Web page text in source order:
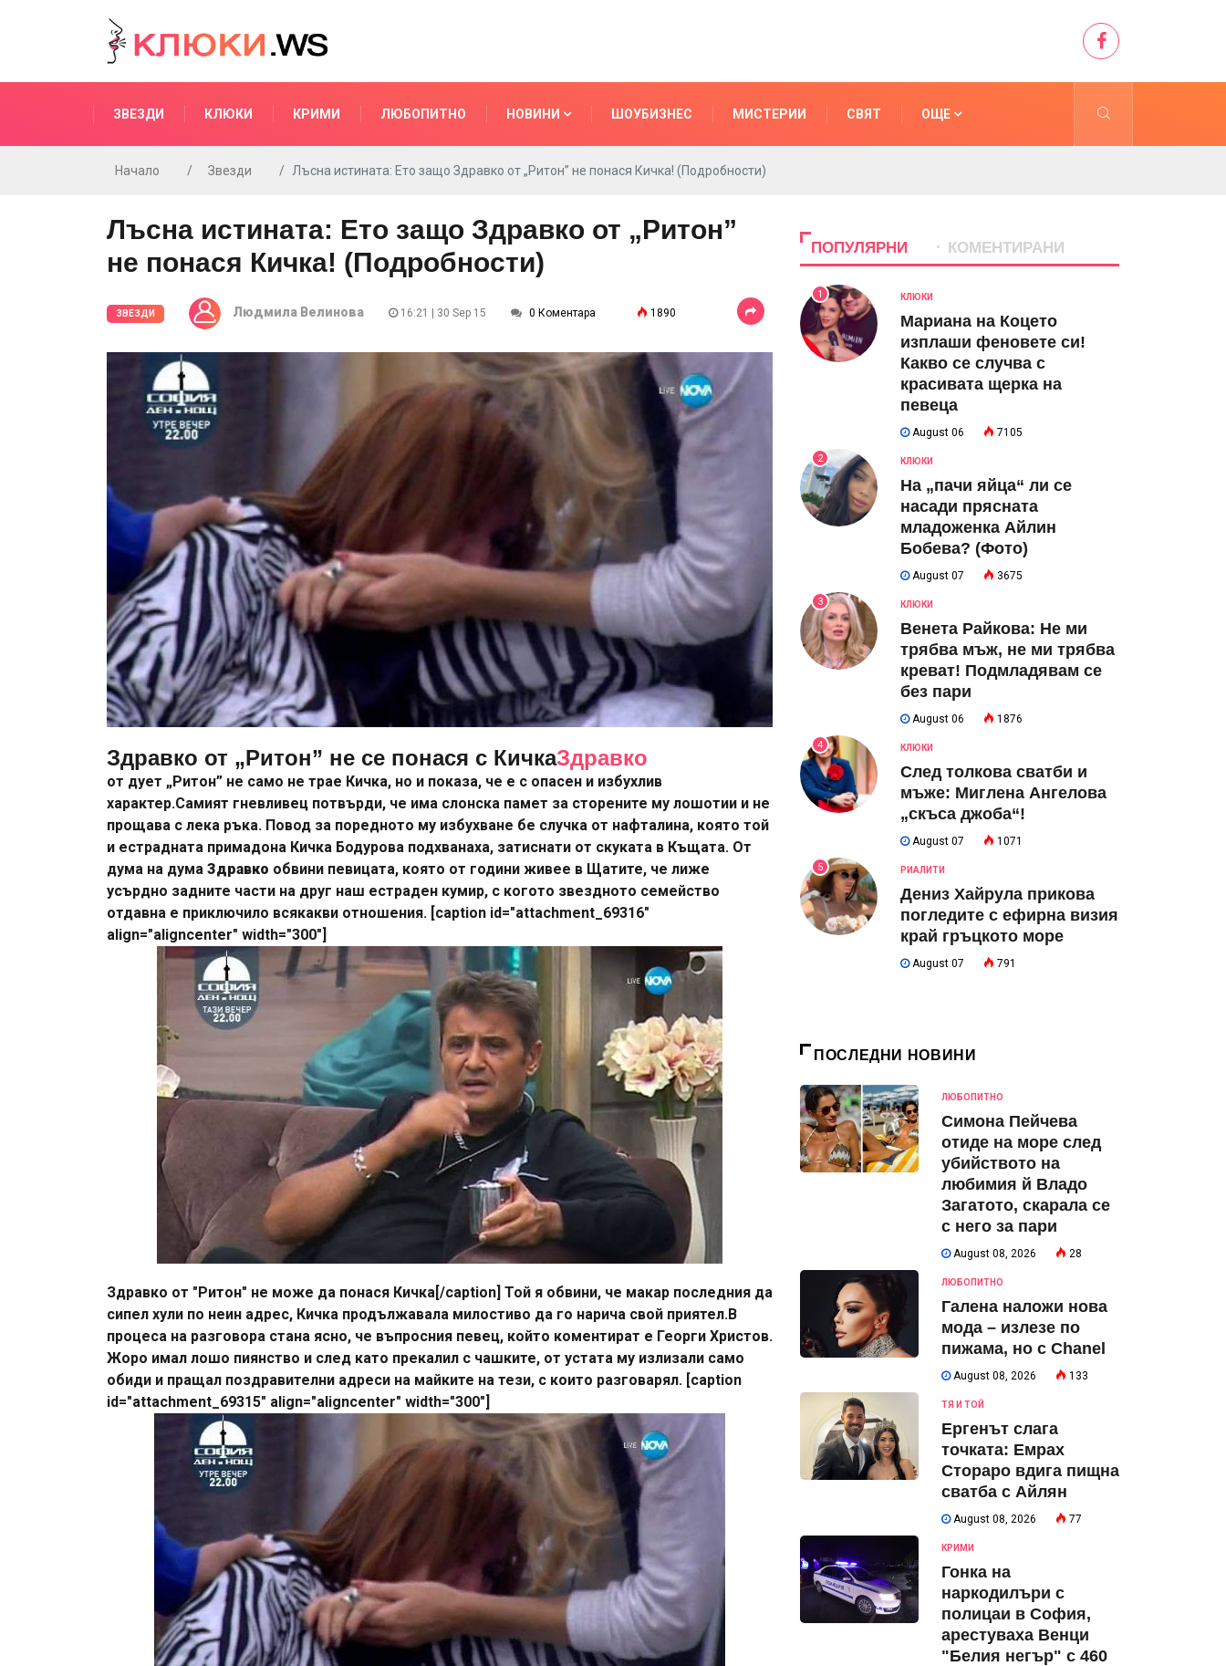
ЗВЕЗДИ КЛЮКИ КРИМИ ЛЮБОПИТНО НОВИНИ ШОУБИЗНЕС МИСТЕРИИ СВЯТ ОЩЕ
Начало Звезди Лъсна истината: Ето защо Здравко от „Ритон” не понася Кичка! (Подробности)
Лъсна истината: Ето защо Здравко от „Ритон”
не понася Кичка! (Подробности)
ЗВЕЗДИ Людмила Велинова 16:21 | 30 Sep 15 0 Коментара 1890
Здравко от „Ритон” не се понася с КичкаЗдравко
от дует „Ритон” не само не трае Кичка, но и показа, че е с опасен и избухлив
характер.Самият гневливец потвърди, че има слонска памет за сторените му лошотии и не
прощава с лека ръка. Повод за поредното му избухване бе случка от нафталина, която той
и естрадната примадона Кичка Бодурова подхванаха, затиснати от скуката в Къщата. От
дума на дума Здравко обвини певицата, която от години живее в Щатите, че лиже
усърдно задните части на друг наш естраден кумир, с когото звездното семейство
отдавна е приключило всякакви отношения. [caption id="attachment_69316"
align="aligncenter" width="300"]
Здравко от "Ритон" не може да понася Кичка[/caption] Той я обвини, че макар последния да
сипел хули по неин адрес, Кичка продължавала милостиво да го нарича свой приятел.В
процеса на разговора стана ясно, че въпросния певец, който коментират е Георги Христов.
Жоро имал лошо пиянство и след като прекалил с чашките, от устата му излизали само
обиди и пращал поздравителни адреси на майките на тези, с които разговарял. [caption
id="attachment_69315" align="aligncenter" width="300"]
ПОПУЛЯРНИ КОМЕНТИРАНИ
1 КЛЮКИ
Мариана на Коцето
изплаши феновете си!
Какво се случва с
красивата щерка на
певеца
August 06 7105
2 КЛЮКИ
На „пачи яйца“ ли се
насади прясната
младоженка Айлин
Бобева? (Фото)
August 07 3675
3 КЛЮКИ
Венета Райкова: Не ми
трябва мъж, не ми трябва
креват! Подмладявам се
без пари
August 06 1876
4 КЛЮКИ
След толкова сватби и
мъже: Миглена Ангелова
„скъса джоба“!
August 07 1071
5 РИАЛИТИ
Дениз Хайрула прикова
погледите с ефирна визия
край гръцкото море
August 07 791
ПОСЛЕДНИ НОВИНИ
ЛЮБОПИТНО
Симона Пейчева
отиде на море след
убийството на
любимия й Владо
Загатото, скарала се
с него за пари
August 08, 2026 28
ЛЮБОПИТНО
Галена наложи нова
мода – излезе по
пижама, но с Chanel
August 08, 2026 133
ТЯ И ТОЙ
Ергенът слага
точката: Емрах
Стораро вдига пищна
сватба с Айлян
August 08, 2026 77
КРИМИ
Гонка на
наркодилъри с
полицаи в София,
арестуваха Венци
"Белия негър" с 460